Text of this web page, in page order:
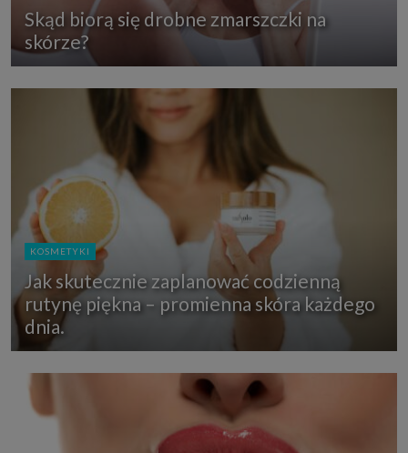
Skąd biorą się drobne zmarszczki na
skórze?
KOSMETYKI
Jak skutecznie zaplanować codzienną
rutynę piękna – promienna skóra każdego
dnia.